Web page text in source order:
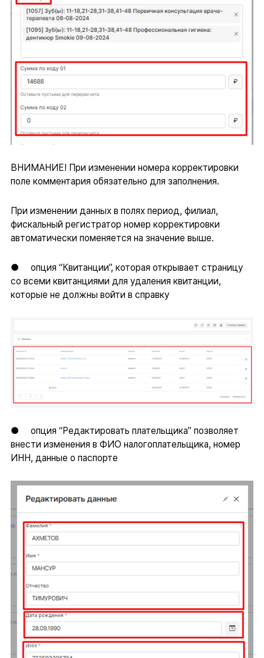
ВНИМАНИЕ! При изменении номера корректировки
поле комментария обязательно для заполнения.
При изменении данных в полях период, филиал,
фискальный регистратор номер корректировки
автоматически поменяется на значение выше.
● опция “Квитанции”, которая открывает страницу
со всеми квитанциями для удаления квитанции,
которые не должны войти в справку
● опция “Редактировать плательщика” позволяет
внести изменения в ФИО налогоплательщика, номер
ИНН, данные о паспорте